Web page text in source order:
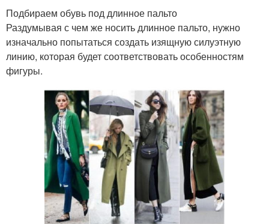
Подбираем обувь под длинное пальто
Раздумывая с чем же носить длинное пальто, нужно
изначально попытаться создать изящную силуэтную
линию, которая будет соответствовать особенностям
фигуры.